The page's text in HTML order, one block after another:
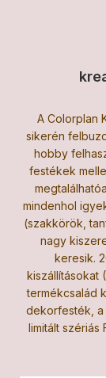
A Colorplan
sikerén
hobby
festékek
mindenhol
(szakkörök,
nagy
keresik.
kiszállításokat
termékcsalád
dekorfesték, a
limitált szériás